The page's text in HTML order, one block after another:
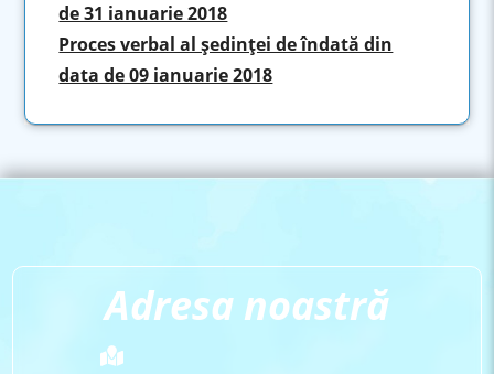
de 31 ianuarie 2018
Proces verbal al şedinţei de îndată din
data de 09 ianuarie 2018
Adresa noastră